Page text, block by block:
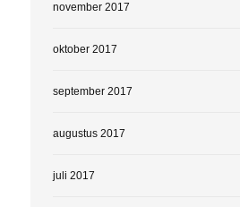
november 2017
oktober 2017
september 2017
augustus 2017
juli 2017